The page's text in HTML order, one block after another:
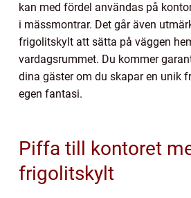
kan med fördel användas på
i mässmontrar. Det går även
frigolitskylt att sätta på väggen
vardagsrummet. Du kommer
dina gäster om du skapar en unik
egen fantasi.
Piffa till kontoret
frigolitskylt